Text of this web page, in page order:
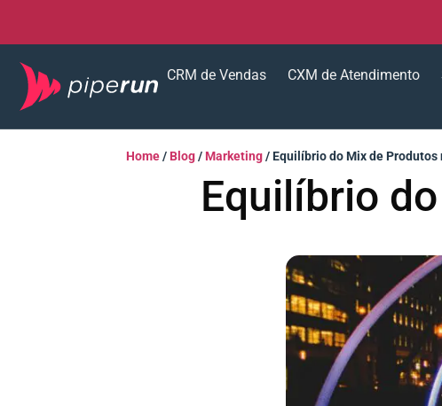
CRM de Vendas CXM de Atendimento
Home/ Blog/ Marketing/Equilíbrio do Mix de Produtos
Equilíbrio